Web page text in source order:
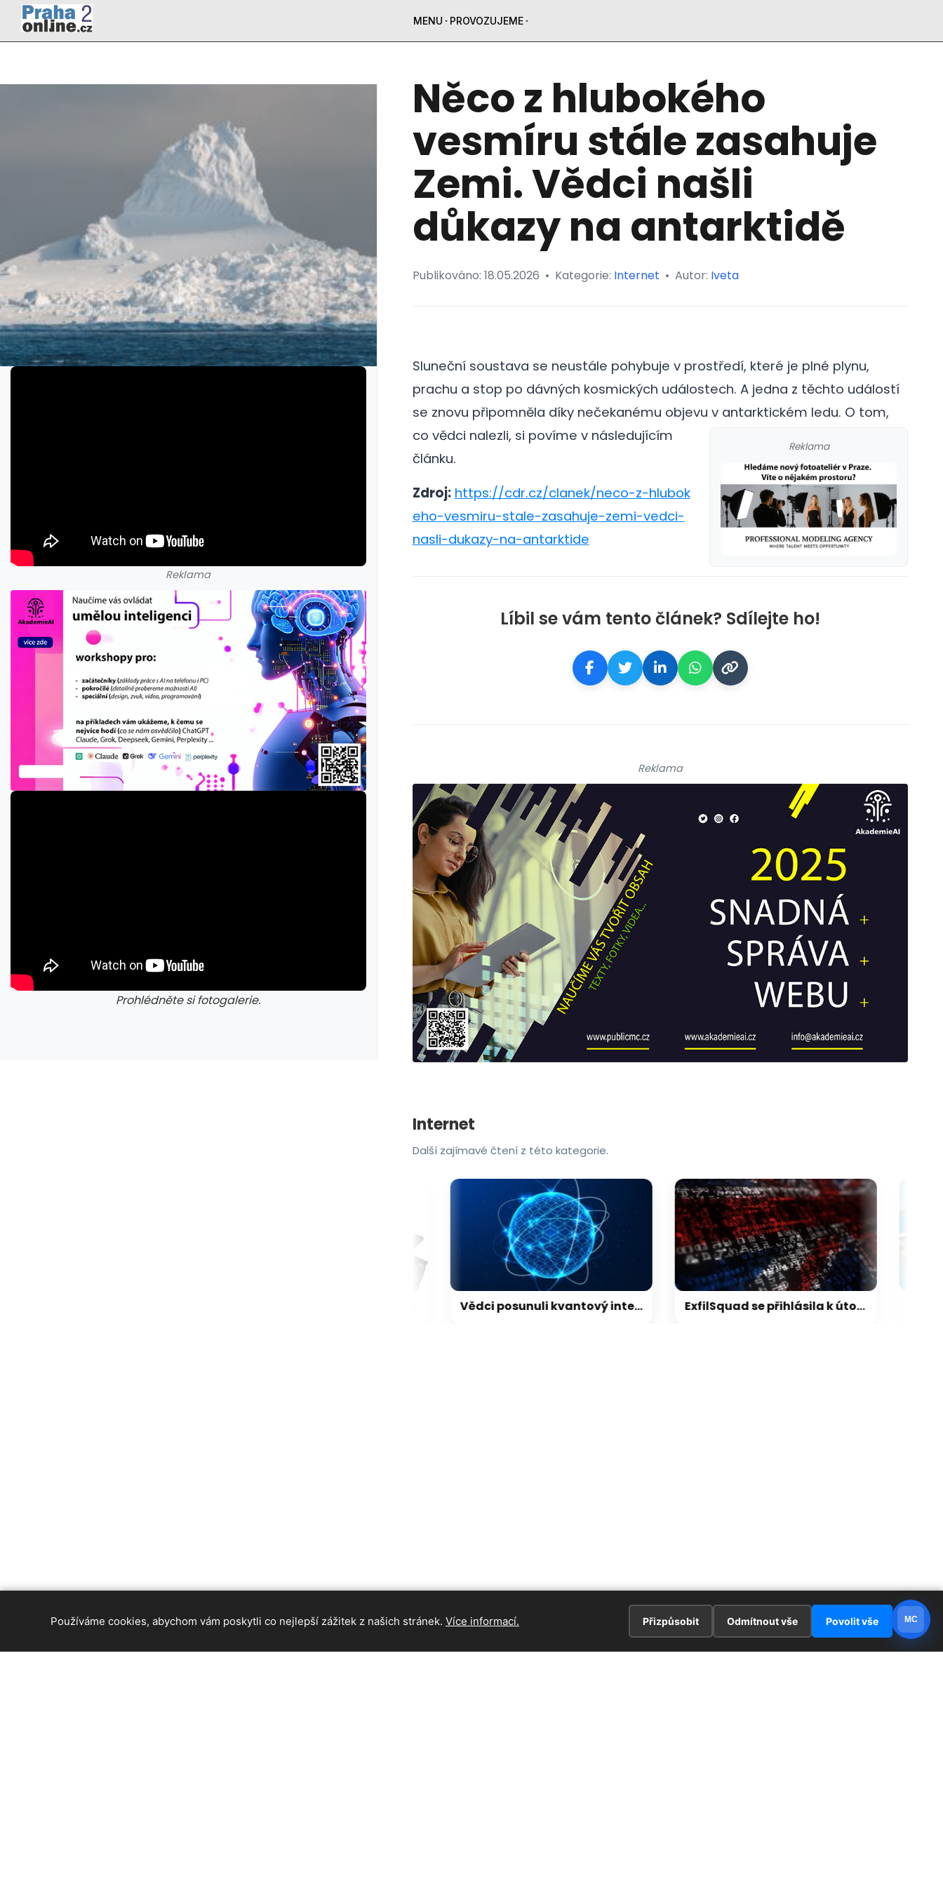
MENU PROVOZUJEME
Reklama
Prohlédněte si fotogalerie.
galerie: cviky galerie: cviky
Něco z hlubokého
vesmíru stále zasahuje
Zemi. Vědci našli
důkazy na antarktidě
Publikováno: 18.05.2026 • Kategorie: Internet • Autor: Iveta
Sluneční soustava se neustále pohybuje v prostředí, které je plné plynu,
prachu a stop po dávných kosmických událostech. A jedna z těchto událostí
se znovu připomněla díky nečekanému objevu v antarktickém ledu.
Reklama
O tom,
co vědci nalezli, si povíme v následujícím
článku.
Zdroj: https://cdr.cz/clanek/neco-z-hlubok
eho-vesmiru-stale-zasahuje-zemi-vedci-
nasli-dukazy-na-antarktide
Líbil se vám tento článek? Sdílejte ho!
Reklama
Internet
Další zajímavé čtení z této kategorie.
Vědci posunuli kvantový internet. Propojili ho s běžným internetem ExfilSquad se přihlásila k útoku na britskou policii. Žádala výkupné za mlčení
Používáme cookies, abychom vám poskytli co nejlepší zážitek z našich stránek. Více informací. Přizpůsobit Odmítnout vše Povolit vše MC